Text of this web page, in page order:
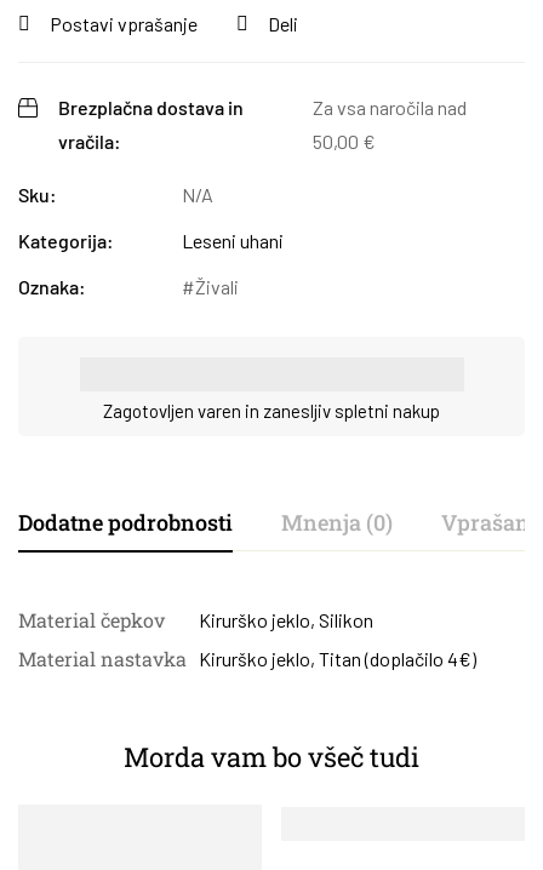
Postavi vprašanje Deli
Brezplačna dostava in
vračila:
Za vsa naročila nad
50,00 €
Sku:
N/A
Kategorija:
Leseni uhani
Oznaka:
Živali
Zagotovljen varen in zanesljiv spletni nakup
Dodatne podrobnosti Mnenja (0)
Material čepkov Kirurško jeklo, Silikon
Material nastavka Kirurško jeklo, Titan (doplačilo 4€)
Morda vam bo všeč tudi